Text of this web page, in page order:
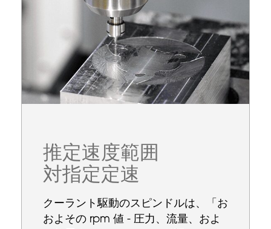
推定速度範囲
対指定定速
クーラント駆動のスピンドルは、「お
およその rpm 値 - 圧力、流量、およ